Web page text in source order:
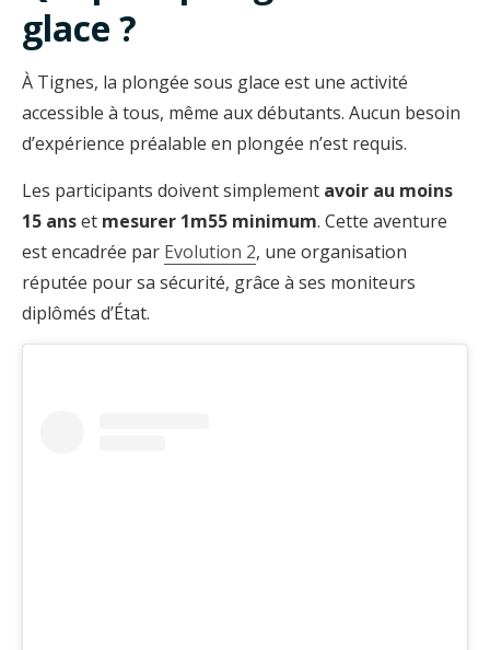
glace ?
À Tignes, la plongée sous glace est une activité
accessible à tous, même aux débutants. Aucun besoin
d’expérience préalable en plongée n’est requis.
Les participants doivent simplement avoir au moins
15 anset mesurer 1m55 minimum. Cette aventure
est encadrée par Evolution 2, une organisation
réputée pour sa sécurité, grâce à ses moniteurs
diplômés d’État.